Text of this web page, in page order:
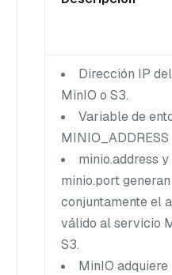
Dirección IP
MinIO o S3.
Variable de
MINIO_ADDRESS
minio.address y
minio.port generan
conjuntamente el
válido al servicio
S3.
MinIO adquiere